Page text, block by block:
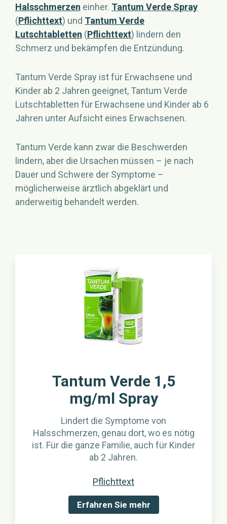
Halsschmerzen einher. Tantum Verde Spray
(Pflichttext) und Tantum Verde
Lutschtabletten (Pflichttext) lindern den
Schmerz und bekämpfen die Entzündung.
Tantum Verde Spray ist für Erwachsene und
Kinder ab 2 Jahren geeignet, Tantum Verde
Lutschtabletten für Erwachsene und Kinder ab 6
Jahren unter Aufsicht eines Erwachsenen.
Tantum Verde kann zwar die Beschwerden
lindern, aber die Ursachen müssen – je nach
Dauer und Schwere der Symptome –
möglicherweise ärztlich abgeklärt und
anderweitig behandelt werden.
Tantum Verde 1,5
mg/ml Spray
Lindert die Symptome von
Halsschmerzen, genau dort, wo es nötig
ist. Für die ganze Familie, auch für Kinder
ab 2 Jahren.
Pflichttext
Erfahren Sie mehr